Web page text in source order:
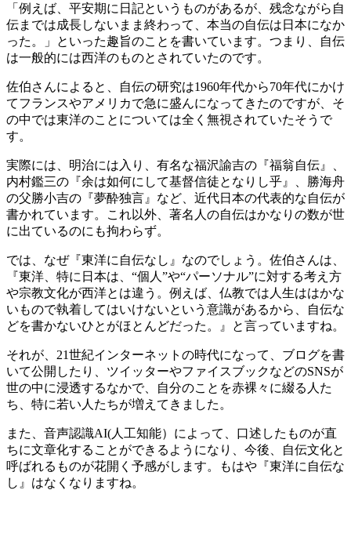
「例えば、平安期に日記というものがあるが、残念ながら自
伝までは成長しないまま終わって、本当の自伝は日本になか
った。」といった趣旨のことを書いています。つまり、自伝
は一般的には西洋のものとされていたのです。
佐伯さんによると、自伝の研究は1960年代から70年代にかけ
てフランスやアメリカで急に盛んになってきたのですが、そ
の中では東洋のことについては全く無視されていたそうで
す。
実際には、明治には入り、有名な福沢諭吉の『福翁自伝』、
内村鑑三の『余は如何にして基督信徒となりし乎』、勝海舟
の父勝小吉の『夢酔独言』など、近代日本の代表的な自伝が
書かれています。これ以外、著名人の自伝はかなりの数が世
に出ているのにも拘わらず。
では、なぜ『東洋に自伝なし』なのでしょう。佐伯さんは、
『東洋、特に日本は、“個人”や“パーソナル”に対する考え方
や宗教文化が西洋とは違う。例えば、仏教では人生ははかな
いもので執着してはいけないという意識があるから、自伝な
どを書かないひとがほとんどだった。』と言っていますね。
それが、21世紀インターネットの時代になって、ブログを書
いて公開したり、ツイッターやファイスブックなどのSNSが
世の中に浸透するなかで、自分のことを赤裸々に綴る人た
ち、特に若い人たちが増えてきました。
また、音声認識AI(人工知能）によって、口述したものが直
ちに文章化することができるようになり、今後、自伝文化と
呼ばれるものが花開く予感がします。もはや『東洋に自伝な
し』はなくなりますね。